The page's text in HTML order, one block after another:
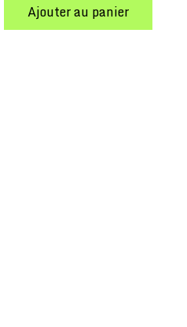
Ajouter au panier